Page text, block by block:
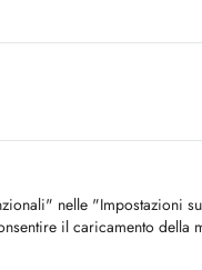
nelle "Impostazioni
il caricamento della